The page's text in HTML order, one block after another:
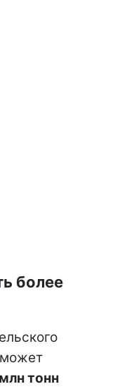
более
может
тонн